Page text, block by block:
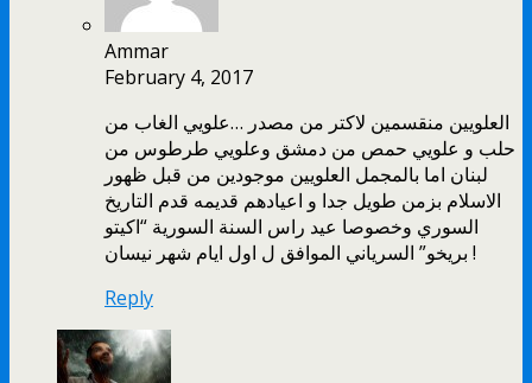
Ammar
February 4, 2017
العلويين منقسمين لاكتر من مصدر …علويي الغاب من
حلب و علويي حمص من دمشق وعلويي طرطوس من
لبنان اما بالمجمل العلويين موجودين من قبل ظهور
الاسلام بزمن طويل جدا و اعيادهم قديمه قدم التاريخ
السوري وخصوصا عيد راس السنة السورية “اكيتو
بريخو” السرياني الموافق ل اول ايام شهر نيسان !
Reply